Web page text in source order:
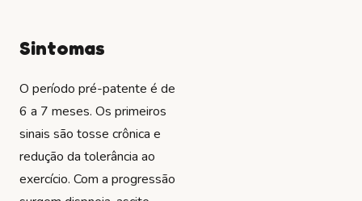
Sintomas
O período pré-patente é de
6 a 7 meses. Os primeiros
sinais são tosse crônica e
redução da tolerância ao
exercício. Com a progressão